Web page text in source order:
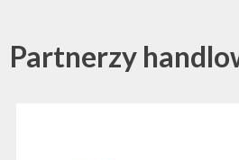
Partnerzy